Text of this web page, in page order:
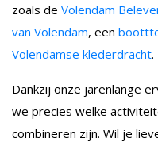
zoals de Volendam
van Volendam, een
Volendamse klederdracht.
Dankzij onze jarenlange
we precies welke
combineren zijn. Wil je